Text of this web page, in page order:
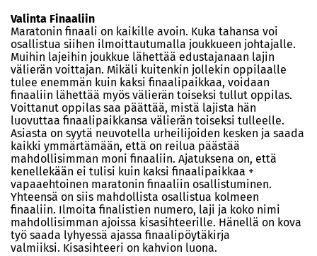
Valinta Finaaliin
Maratonin finaali on kaikille avoin. Kuka tahansa voi
osallistua siihen ilmoittautumalla joukkueen johtajalle.
Muihin lajeihin joukkue lähettää edustajanaan lajin
välierän voittajan. Mikäli kuitenkin jollekin oppilaalle
tulee enemmän kuin kaksi finaalipaikkaa, voidaan
finaaliin lähettää myös välierän toiseksi tullut oppilas.
Voittanut oppilas saa päättää, mistä lajista hän
luovuttaa finaalipaikkansa välierän toiseksi tulleelle.
Asiasta on syytä neuvotella urheilijoiden kesken ja saada
kaikki ymmärtämään, että on reilua päästää
mahdollisimman moni finaaliin. Ajatuksena on, että
kenellekään ei tulisi kuin kaksi finaalipaikkaa +
vapaaehtoinen maratonin finaaliin osallistuminen.
Yhteensä on siis mahdollista osallistua kolmeen
finaaliin. Ilmoita finalistien numero, laji ja koko nimi
mahdollisimman ajoissa kisasihteerille. Hänellä on kova
työ saada lyhyessä ajassa finaalipöytäkirja
valmiiksi. Kisasihteeri on kahvion luona.